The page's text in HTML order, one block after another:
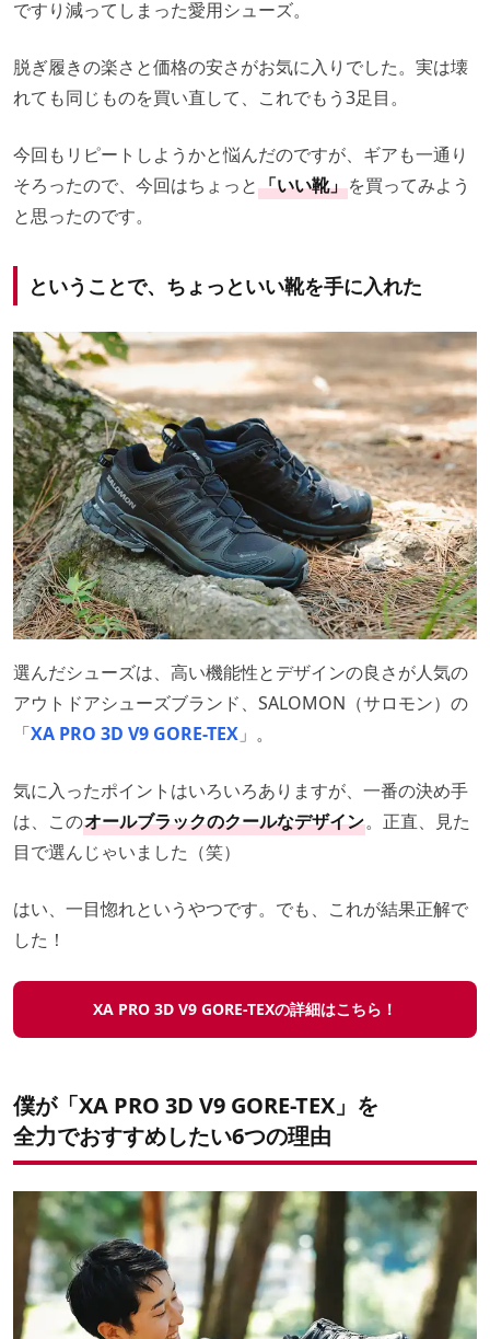
ですり減ってしまった愛用シューズ。
脱ぎ履きの楽さと価格の安さがお気に入りでした。実は壊
れても同じものを買い直して、これでもう3足目。
今回もリピートしようかと悩んだのですが、ギアも一通り
そろったので、今回はちょっと「いい靴」を買ってみよう
と思ったのです。
ということで、ちょっといい靴を手に入れた
選んだシューズは、高い機能性とデザインの良さが人気の
アウトドアシューズブランド、SALOMON（サロモン）の
「XA PRO 3D V9 GORE-TEX 」。
気に入ったポイントはいろいろありますが、一番の決め手
は、このオールブラックのクールなデザイン。正直、見た
目で選んじゃいました（笑）
はい、一目惚れというやつです。でも、これが結果正解で
した！
XA PRO 3D V9 GORE-TEXの詳細はこちら！
僕が「XA PRO 3D V9 GORE-TEX」を
全力でおすすめしたい6つの理由